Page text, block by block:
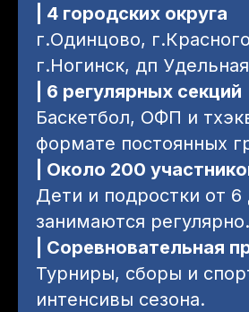
| 4 городских округа
г.Одинцово,
г.Ногинск, дп
| 6 регулярных секций
Баскетбол, ОФП и
формате постоянных
| Около 200
Дети и подростки от 6
занимаются регулярно.
| Соревновательная
Турниры, сборы и
интенсивы сезона.